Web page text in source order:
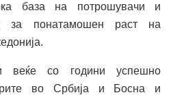
база на потрошувачи и
за понатамошен раст на
веќе со години успешно
во Србија и Босна и